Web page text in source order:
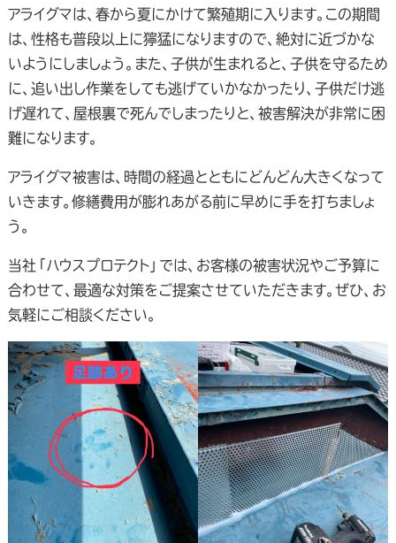
アライグマは、春から夏にかけて繁殖期に入ります。この期間
は、性格も普段以上に獰猛になりますので、絶対に近づかな
いようにしましょう。また、子供が生まれると、子供を守るため
に、追い出し作業をしても逃げていかなかったり、子供だけ逃
げ遅れて、屋根裏で死んでしまったりと、被害解決が非常に困
難になります。
アライグマ被害は、時間の経過とともにどんどん大きくなって
いきます。修繕費用が膨れあがる前に早めに手を打ちましょ
う。
当社「ハウスプロテクト」では、お客様の被害状況やご予算に
合わせて、最適な対策をご提案させていただきます。ぜひ、お
気軽にご相談ください。